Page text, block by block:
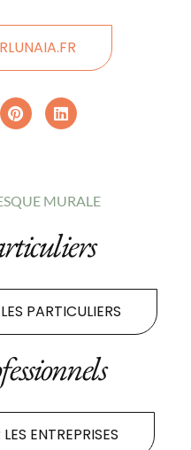
MURALE
PARTICULIERS
ENTREPRISES